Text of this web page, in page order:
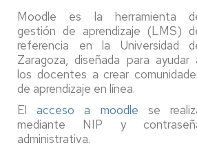
Moodle es la herramienta
gestión de aprendizaje (LMS)
referencia en la Universidad
Zaragoza, diseñada para ayudar
los docentes a crear
de aprendizaje en línea.
Elacceso a moodle se
mediante NIP y
administrativa.